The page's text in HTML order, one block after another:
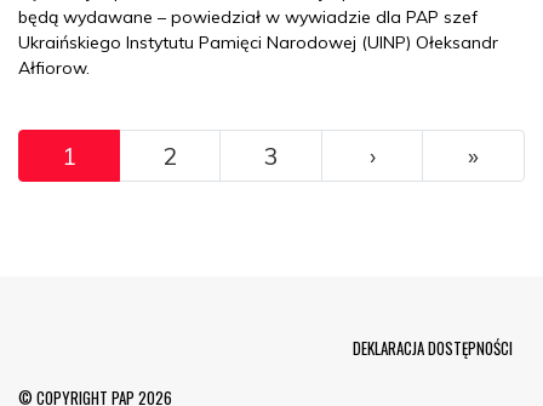
będą wydawane – powiedział w wywiadzie dla PAP szef
Ukraińskiego Instytutu Pamięci Narodowej (UINP) Ołeksandr
Ałfiorow.
Pagination
1 2 3 ›» »
© COPYRIGHT PAP 2026
DEKLARACJA DOSTĘPNOŚCI